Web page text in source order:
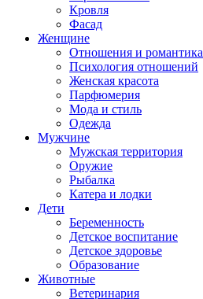
Кровля
Фасад
Женщине
Отношения и романтика
Психология отношений
Женская красота
Парфюмерия
Мода и стиль
Одежда
Мужчине
Мужская территория
Оружие
Рыбалка
Катера и лодки
Дети
Беременность
Детское воспитание
Детское здоровье
Образование
Животные
Ветеринария